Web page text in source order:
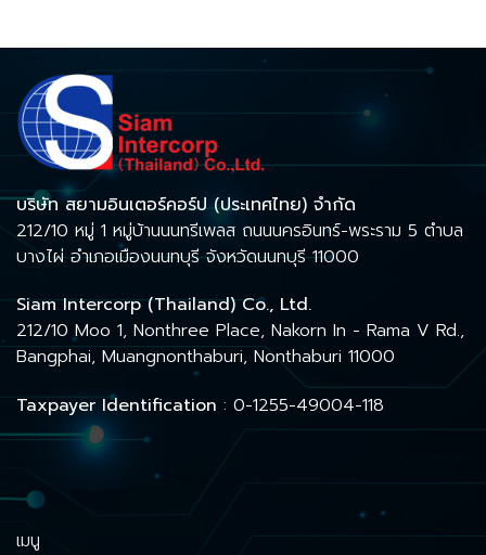
บริษัท สยามอินเตอร์คอร์ป (ประเทศไทย) จำกัด
212/10 หมู่ 1 หมู่บ้านนนทรีเพลส ถนนนครอินทร์-พระราม 5 ตำบล
บางไผ่ อำเภอเมืองนนทบุรี จังหวัดนนทบุรี 11000
Siam Intercorp (Thailand) Co., Ltd.
212/10 Moo 1, Nonthree Place, Nakorn In - Rama V Rd.,
Bangphai, Muangnonthaburi, Nonthaburi 11000
Taxpayer Identification : 0-1255-49004-118
เมนู